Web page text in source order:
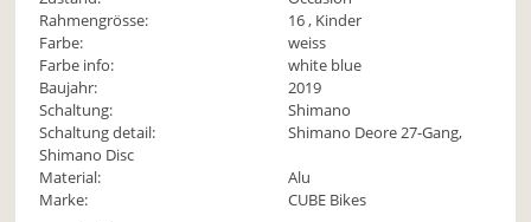
Rahmengrösse:
16 , Kinder
Farbe:
weiss
Farbe info:
white blue
Baujahr:
2019
Schaltung:
Shimano
Schaltung detail:
Shimano Deore 27-Gang,
Shimano Disc
Material:
Alu
Marke:
CUBE Bikes